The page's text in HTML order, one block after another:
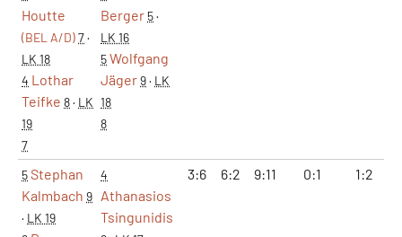
Houtte
(BEL A/D)7·
LK 18
4 Lothar
Teifke 8· LK
19
7
Berger 5·
LK 16
5Wolfgang
Jäger9· LK
18
8
5Stephan
Kalmbach 9
· LK 19
4
Athanasios
Tsingunidis
3:6 6:2 9:11 0:1 1:2